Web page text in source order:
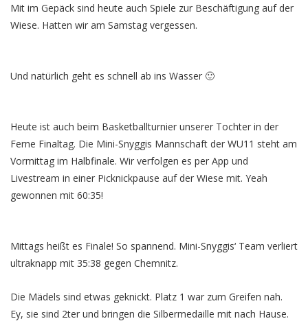
Mit im Gepäck sind heute auch Spiele zur Beschäftigung auf der
Wiese. Hatten wir am Samstag vergessen.
Und natürlich geht es schnell ab ins Wasser 🙂
Heute ist auch beim Basketballturnier unserer Tochter in der
Ferne Finaltag. Die Mini-Snyggis Mannschaft der WU11 steht am
Vormittag im Halbfinale. Wir verfolgen es per App und
Livestream in einer Picknickpause auf der Wiese mit. Yeah
gewonnen mit 60:35!
Mittags heißt es Finale! So spannend. Mini-Snyggis‘ Team verliert
ultraknapp mit 35:38 gegen Chemnitz.
Die Mädels sind etwas geknickt. Platz 1 war zum Greifen nah.
Ey, sie sind 2ter und bringen die Silbermedaille mit nach Hause.